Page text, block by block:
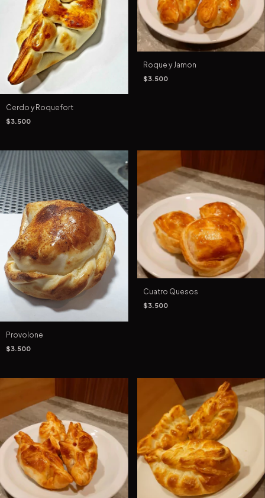
Cerdo y Roquefort
$3.500
Roque y Jamon
$3.500
Provolone
$3.500
Cuatro Quesos
$3.500